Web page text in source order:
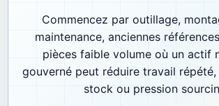
Commencez par outillage,
maintenance, anciennes
pièces faible volume où un actif
gouverné peut réduire travail
stock ou pression